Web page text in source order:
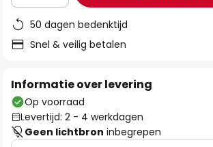
50 dagen bedenktijd
Snel & veilig betalen
Informatie over levering
Op voorraad
Levertijd: 2 - 4 werkdagen
Geen lichtbron inbegrepen